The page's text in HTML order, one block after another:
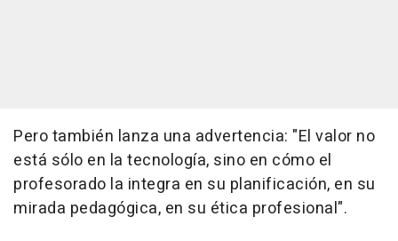
Pero también lanza una advertencia: "El valor no
está sólo en la tecnología, sino en cómo el
profesorado la integra en su planificación, en su
mirada pedagógica, en su ética profesional".